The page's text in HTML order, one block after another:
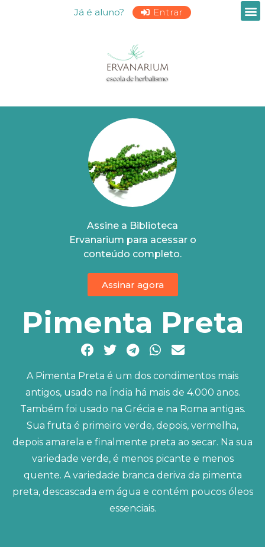
Já é aluno? Entrar
Pimenta Preta
A Pimenta Preta é um dos condimentos mais
antigos, usado na Índia há mais de 4.000 anos.
Também foi usado na Grécia e na Roma antigas.
Sua fruta é primeiro verde, depois, vermelha,
depois amarela e finalmente preta ao secar. Na sua
variedade verde, é menos picante e menos
quente. A variedade branca deriva da pimenta
preta, descascada em água e contém poucos óleos
essenciais.
Assine a Biblioteca
Ervanarium para acessar o
conteúdo completo.
Assinar agora